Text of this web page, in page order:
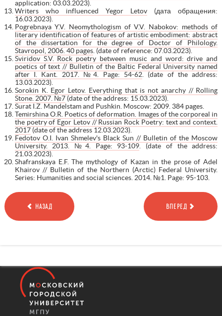
application: 03.03.2023).
Writers who influenced Yegor Letov (дата обращения:
16.03.2023).
Pogrebnaya Y.V. Neomythologism of V.V. Nabokov: methods of
literary identification of features of artistic embodiment: abstract
of the dissertation for the degree of Doctor of Philology.
Stavropol, 2006. 40 pages. (date of reference: 07.03.2023).
Sviridov S.V. Rock poetry between music and word: drive and
poetics of text // Bulletin of the Baltic Federal University named
after I. Kant. 2017. №4. Page: 54-62. (date of the address:
13.03.2023).
Sorokin K. Egor Letov. Everything that is not anarchy // Rolling
Stone. 2007. №7(date of the address: 15.03.2023).
Surat I.Z. Mandelstam and Pushkin. Moscow: 2009. 384 pages.
Temirshina O.R. Poetics of deformation. Images of the corporeal in
the poetry of Egor Letov // Russian Rock Poetry: text and context.
2017(date of the address 12.03.2023).
Fedotov O.I. Ivan Shmelev's Black Sun // Bulletin of the Moscow
University. 2013. №4. Page: 93-109 . (date of the address:
21.03.2023).
Shafranskaya E.F. The mythology of Kazan in the prose of Adel
Khairov // Bulletin of the Northern (Arctic) Federal University.
Series: Humanities and social sciences. 2014. №1. Page: 95-103.
НАЗАД ВПЕРЕД